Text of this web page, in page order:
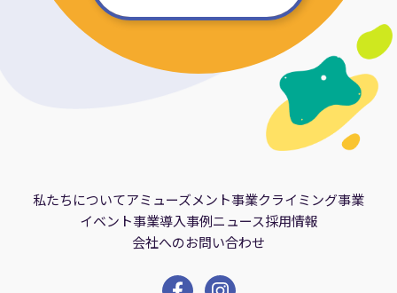
私たちについてアミューズメント事業クライミング事業
イベント事業導入事例ニュース採用情報
会社へのお問い合わせ